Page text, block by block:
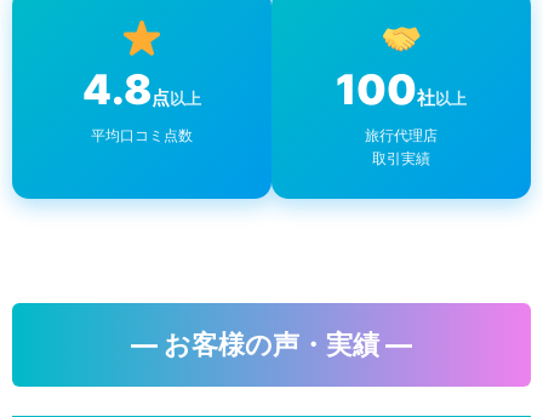
4.8点以上
平均口コミ点数
100社以上
旅行代理店
取引実績
― お客様の声・実績 ―